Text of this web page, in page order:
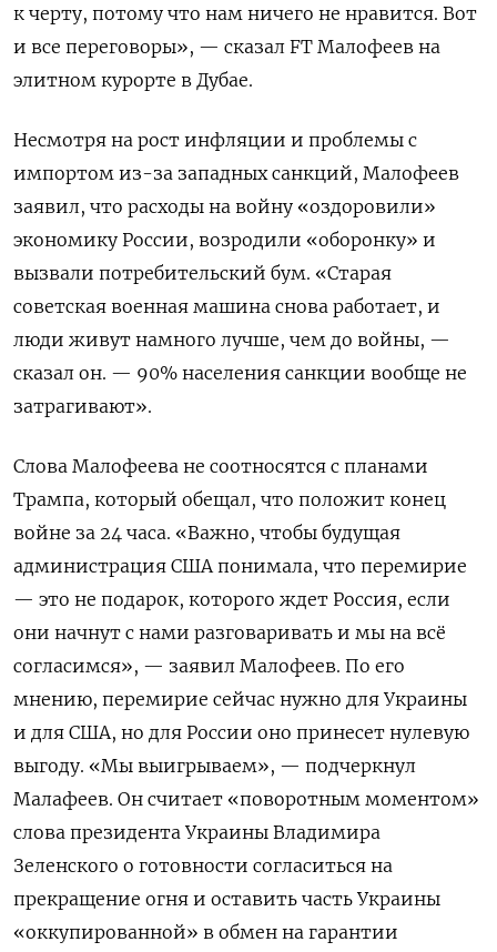
к черту, потому что нам ничего не нравится. Вот
и все переговоры», — сказал FT Малофеев на
элитном курорте в Дубае.
Несмотря на рост инфляции и проблемы с
импортом из-за западных санкций, Малофеев
заявил, что расходы на войну «оздоровили»
экономику России, возродили «оборонку» и
вызвали потребительский бум. «Старая
советская военная машина снова работает, и
люди живут намного лучше, чем до войны, —
сказал он. — 90% населения санкции вообще не
затрагивают».
Слова Малофеева не соотносятся с планами
Трампа, который обещал, что положит конец
войне за 24 часа. «Важно, чтобы будущая
администрация США понимала, что перемирие
— это не подарок, которого ждет Россия, если
они начнут с нами разговаривать и мы на всё
согласимся», — заявил Малофеев. По его
мнению, перемирие сейчас нужно для Украины
и для США, но для России оно принесет нулевую
выгоду. «Мы выигрываем», — подчеркнул
Малафеев. Он считает «поворотным моментом»
слова президента Украины Владимира
Зеленского о готовности согласиться на
прекращение огня и оставить часть Украины
«оккупированной» в обмен на гарантии